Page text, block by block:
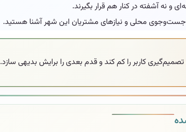
و نه آشفته در کنار هم قرار بگیرند.
جست‌وجوی محلی و نیازهای مشتریان این شهر آشنا هستید.
کاربر را کم کند و قدم بعدی را برایش بدیهی سازد.